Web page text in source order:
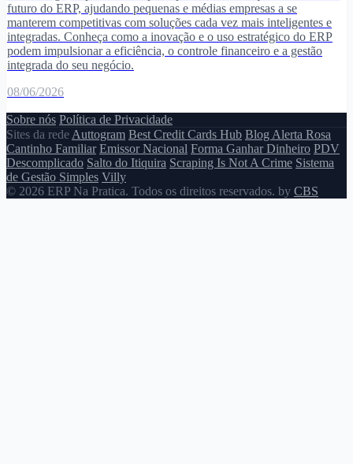
futuro do ERP, ajudando pequenas e médias empresas a se
manterem competitivas com soluções cada vez mais inteligentes e
integradas. Conheça como a inovação e o uso estratégico do ERP
podem impulsionar a eficiência, o controle financeiro e a gestão
integrada do seu negócio.
08/06/2026
Sobre nós Política de Privacidade
Sites da rede Auttogram Best Credit Cards Hub Blog Alerta Rosa
Cantinho Familiar Emissor Nacional Forma Ganhar Dinheiro PDV
Descomplicado Salto do Itiquira Scraping Is Not A Crime Sistema
de Gestão Simples Villy
© 2026 ERP Na Pratica. Todos os direitos reservados. by CBS